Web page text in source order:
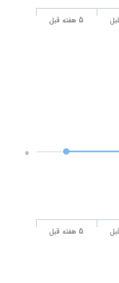
5 هفته قبل
5 هفته قبل
0